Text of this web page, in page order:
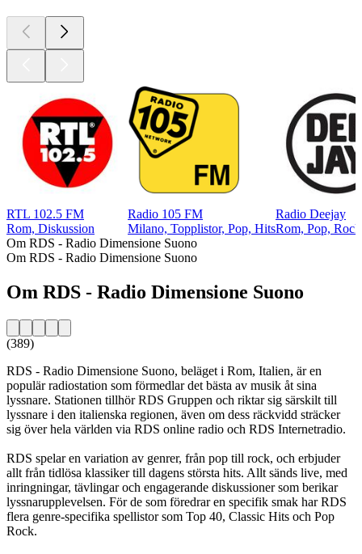
RTL 102.5 FM
Rom, Diskussion
Radio 105 FM
Milano, Topplistor, Pop, Hits
Radio Deejay
Rom, Pop,
Om RDS - Radio Dimensione Suono
Om RDS - Radio Dimensione Suono
Om RDS - Radio Dimensione Suono
(389)
RDS - Radio Dimensione Suono, beläget i Rom, Italien, är en
populär radiostation som förmedlar det bästa av musik åt sina
lyssnare. Stationen tillhör RDS Gruppen och riktar sig särskilt till
lyssnare i den italienska regionen, även om dess räckvidd sträcker
sig över hela världen via RDS online radio och RDS Internetradio.
RDS spelar en variation av genrer, från pop till rock, och erbjuder
allt från tidlösa klassiker till dagens största hits. Allt sänds live, med
inringningar, tävlingar och engagerande diskussioner som berikar
lyssnarupplevelsen. För de som föredrar en specifik smak har RDS
flera genre-specifika spellistor som Top 40, Classic Hits och Pop
Rock.